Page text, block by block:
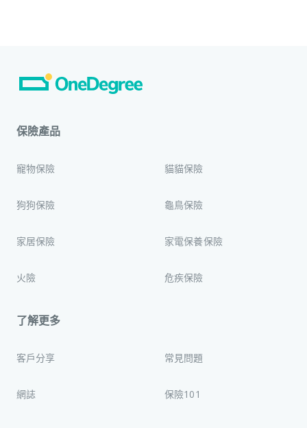
保險產品
寵物保險 貓貓保險
狗狗保險 龜鳥保險
家居保險 家電保養保險
火險 危疾保險
了解更多
客戶分享 常見問題
網誌 保險101